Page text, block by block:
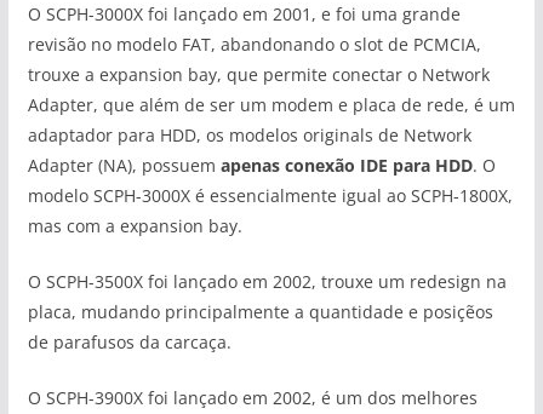
O SCPH-3000X foi lançado em 2001, e foi uma grande
revisão no modelo FAT, abandonando o slot de PCMCIA,
trouxe a expansion bay, que permite conectar o Network
Adapter, que além de ser um modem e placa de rede, é um
adaptador para HDD, os modelos originals de Network
Adapter (NA), possuem apenas conexão IDE para HDD. O
modelo SCPH-3000X é essencialmente igual ao SCPH-1800X,
mas com a expansion bay.
O SCPH-3500X foi lançado em 2002, trouxe um redesign na
placa, mudando principalmente a quantidade e posiçẽos
de parafusos da carcaça.
O SCPH-3900X foi lançado em 2002, é um dos melhores